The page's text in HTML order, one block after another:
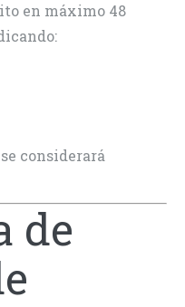
en máximo 48
considerará
de